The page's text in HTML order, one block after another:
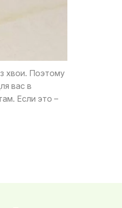
хвои. Поэтому
вас в
Если это –